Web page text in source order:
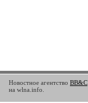
Новостное агентство BB&C
на wlna.info.